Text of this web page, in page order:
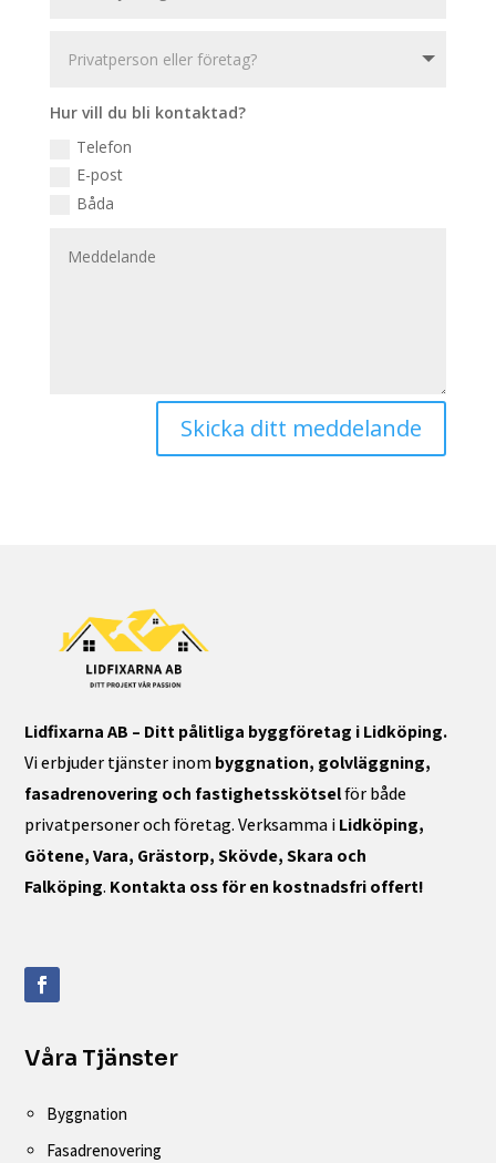
Hur vill du bli kontaktad?
Telefon
E-post
Båda
Skicka ditt meddelande
Lidfixarna AB – Ditt pålitliga byggföretag i Lidköping.
Vi erbjuder tjänster inombyggnation, golvläggning,
fasadrenovering och fastighetsskötselför både
privatpersoner och företag. Verksamma iLidköping,
Götene, Vara, Grästorp, Skövde, Skara och
Falköping. Kontakta oss för en kostnadsfri offert!
Våra Tjänster
Byggnation
Fasadrenovering